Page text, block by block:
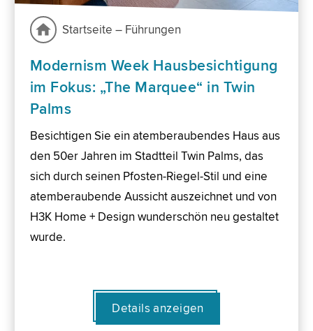
Startseite – Führungen
Modernism Week Hausbesichtigung
im Fokus: „The Marquee“ in Twin
Palms
Besichtigen Sie ein atemberaubendes Haus aus
den 50er Jahren im Stadtteil Twin Palms, das
sich durch seinen Pfosten-Riegel-Stil und eine
atemberaubende Aussicht auszeichnet und von
H3K Home + Design wunderschön neu gestaltet
wurde.
Details anzeigen